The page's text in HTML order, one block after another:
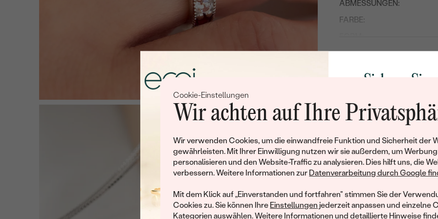
Cookie-Einstellungen
Wir achten auf Ihre
Wir verwenden Cookies, um die einwandfreie Funktion und Sicherheit der
gewährleisten. Mit Ihrer Einwilligung nutzen wir sie außerdem, um Werbung
personalisieren und den Website-Traffic zu analysieren. Dies hilft uns, die
verbessern. Weitere Informationen zur Datenverarbeitung durch Google
Mit dem Klick auf „Einverstanden und fortfahren" stimmen Sie der
Cookies zu. Sie können Ihre Einstellungen jederzeit anpassen und einzelne
Kategorien auswählen. Weitere Informationen und detaillierte Hinweise
ABMESSUNGEN:
FARBE:
HERKUNFT:
Nebensteine
ANZAHL:
FARBE:
Sichern Sie
Rabatt auf
Werden Sie Teil
und entdecken Sie die
gefertigten Schmucks
Ihren ersten